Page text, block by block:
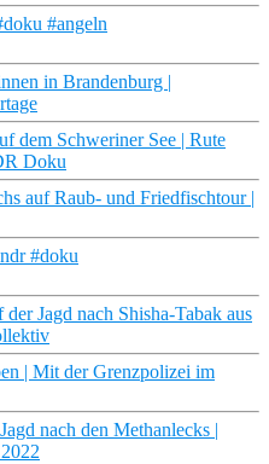
#angeln
in Brandenburg |
dem Schweriner See | Rute
Doku
auf Raub- und Friedfischtour |
#doku
Jagd nach Shisha-Tabak aus
| Mit der Grenzpolizei im
nach den Methanlecks |